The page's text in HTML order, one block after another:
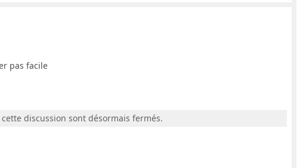
pas facile
discussion sont désormais fermés.